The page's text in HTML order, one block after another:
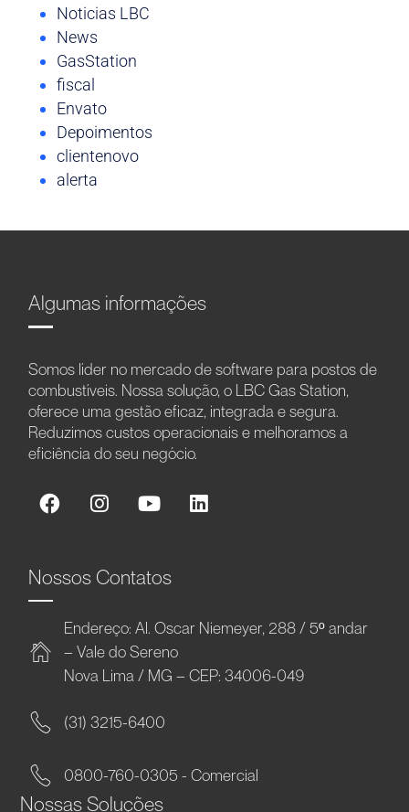
Noticias LBC
News
GasStation
fiscal
Envato
Depoimentos
clientenovo
alerta
Algumas informações
Somos líder no mercado de software para postos de
combustíveis. Nossa solução, o LBC Gas Station,
oferece uma gestão eficaz, integrada e segura.
Reduzimos custos operacionais e melhoramos a
eficiência do seu negócio.
Nossos Contatos
Endereço: Al. Oscar Niemeyer, 288 / 5º andar
– Vale do Sereno
Nova Lima / MG – CEP: 34006-049
(31) 3215-6400
0800-760-0305 - Comercial
Nossas Soluções